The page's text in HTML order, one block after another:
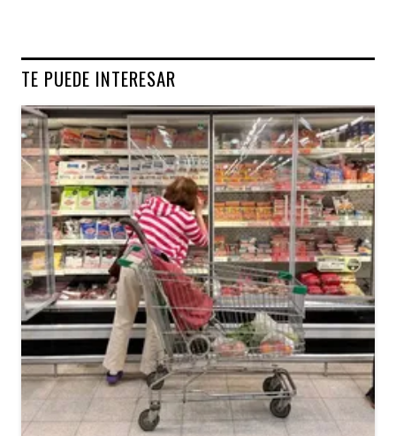
TE PUEDE INTERESAR